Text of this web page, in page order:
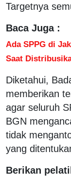
Targetnya
Baca Juga :
Ada SPPG di
Saat
Diketahui,
memberikan
agar seluruh
BGN
tidak
yang
Berikan